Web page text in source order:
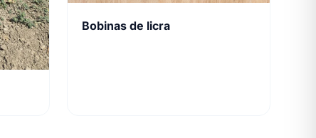
Bobinas de licra